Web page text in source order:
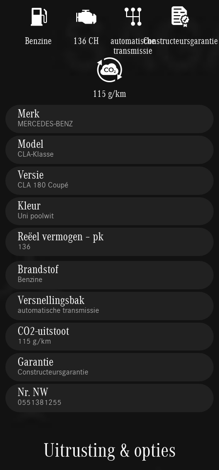
Benzine 136 CH automatische
transmissie
Constructeursgarantie
115 g/km
Merk
MERCEDES-BENZ
Model
CLA-Klasse
Versie
CLA 180 Coupé
Kleur
Uni poolwit
Reëel vermogen – pk
136
Brandstof
Benzine
Versnellingsbak
automatische transmissie
CO2-uitstoot
115 g/km
Garantie
Constructeursgarantie
Nr. NW
0551381255
Uitrusting & opties